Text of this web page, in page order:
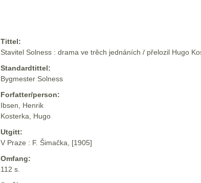
Tittel:
Stavitel Solness : drama ve trěch jednáních / přelozil Hugo
Standardtittel:
Bygmester Solness
Forfatter/person:
Ibsen, Henrik
Kosterka, Hugo
Utgitt:
V Praze : F. Šimačka, [1905]
Omfang:
112 s.